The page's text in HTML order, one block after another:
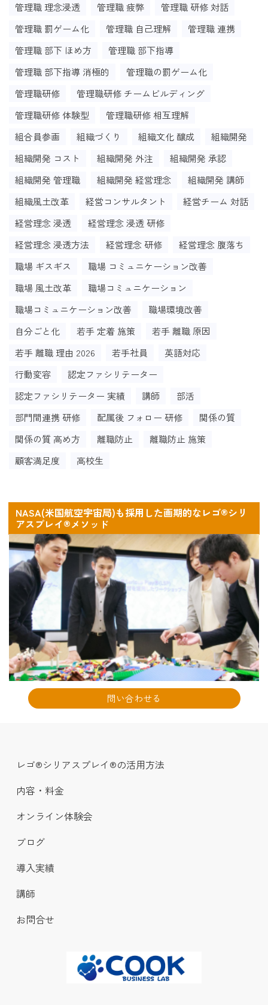
管理職 理念浸透
管理職 疲弊
管理職 研修 対話
管理職 罰ゲーム化
管理職 自己理解
管理職 連携
管理職 部下 ほめ方
管理職 部下指導
管理職 部下指導 消極的
管理職の罰ゲーム化
管理職研修
管理職研修 チームビルディング
管理職研修 体験型
管理職研修 相互理解
組合員参画
組織づくり 組織文化 醸成
組織開発
組織開発 コスト
組織開発 外注
組織開発 承認
組織開発 管理職
組織開発 経営理念
組織開発 講師
組織風土改革
経営コンサルタント
経営チーム 対話
経営理念 浸透
経営理念 浸透 研修
経営理念 浸透方法
経営理念 研修
経営理念 腹落ち
職場 ギスギス
職場 コミュニケーション改善
職場 風土改革
職場コミュニケーション
職場コミュニケーション改善
職場環境改善
自分ごと化
若手 定着 施策
若手 離職 原因
若手 離職 理由 2026
若手社員
英語対応
行動変容
認定ファシリテーター
認定ファシリテーター 実績
講師
部活
部門間連携 研修
配属後 フォロー 研修
関係の質
関係の質 高め方
離職防止
離職防止 施策
顧客満足度
高校生
NASA(米国航空宇宙局)も採用した画期的なレゴ®シリ
アスプレイ®メソッド
問い合わせる
レゴ®シリアスプレイ®の活用方法
内容・料金
オンライン体験会
ブログ
導入実績
講師
お問合せ